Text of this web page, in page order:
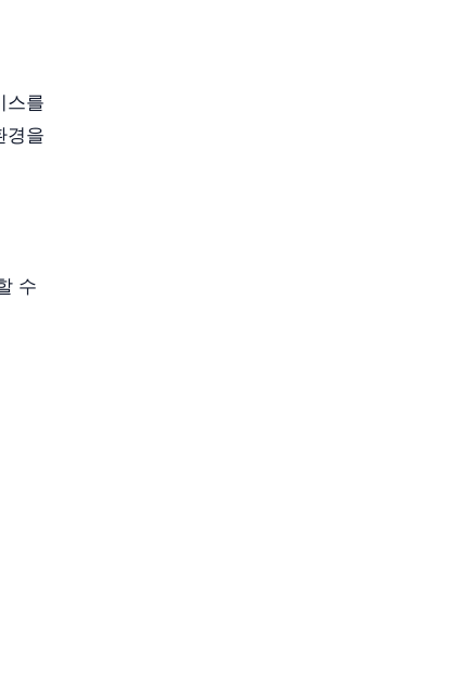
스를
경을
수